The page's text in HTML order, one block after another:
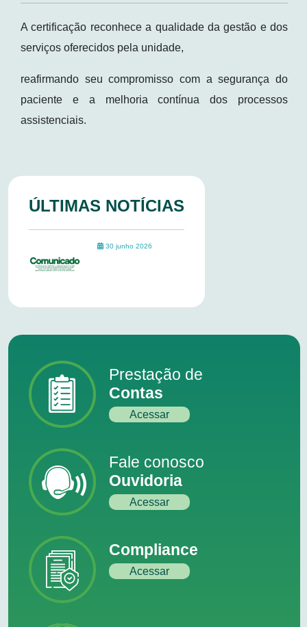
A certificação reconhece a qualidade da gestão e dos
serviços oferecidos pela unidade,
reafirmando seu compromisso com a segurança do
paciente e a melhoria contínua dos processos
assistenciais.
ÚLTIMAS NOTÍCIAS
30 junho 2026
Prestação de
Contas
Acessar
Fale conosco
Ouvidoria
Acessar
Compliance
Acessar